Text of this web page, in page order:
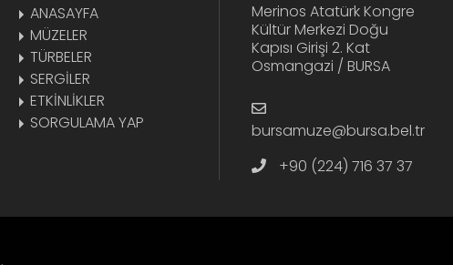
ANASAYFA
MÜZELER
TÜRBELER
SERGİLER
ETKİNLİKLER
SORGULAMA YAP
Merinos Atatürk Kongre
Kültür Merkezi Doğu
Kapısı Girişi 2. Kat
Osmangazi / BURSA
bursamuze@bursa.bel.tr
+90 (224) 716 37 37